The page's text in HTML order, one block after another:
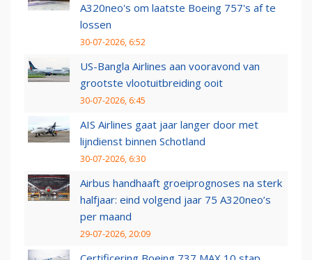
A320neo's om laatste Boeing 757's af te
lossen
30-07-2026, 6:52
US-Bangla Airlines aan vooravond van
grootste vlootuitbreiding ooit
30-07-2026, 6:45
AIS Airlines gaat jaar langer door met
lijndienst binnen Schotland
30-07-2026, 6:30
Airbus handhaaft groeiprognoses na sterk
halfjaar: eind volgend jaar 75 A320neo’s
per maand
29-07-2026, 20:09